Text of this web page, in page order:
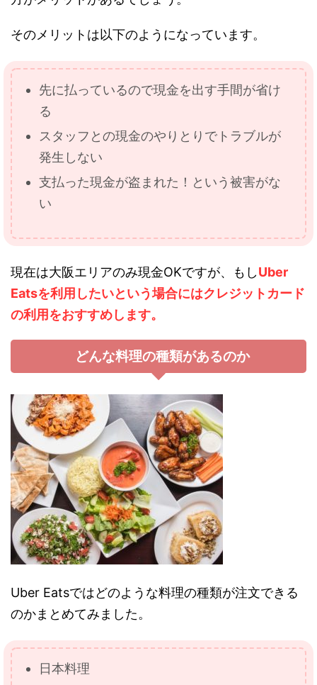
そのメリットは以下のようになっています。
先に払っているので現金を出す手間が省け
る
スタッフとの現金のやりとりでトラブルが
発生しない
支払った現金が盗まれた！という被害がな
い
現在は大阪エリアのみ現金OKですが、もしUber
Eatsを利用したいという場合にはクレジットカード
の利用をおすすめします。
どんな料理の種類があるのか
Uber Eatsではどのような料理の種類が注文できる
のかまとめてみました。
日本料理